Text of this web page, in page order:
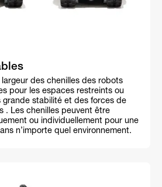
largeur des chenilles des robots
pour les espaces restreints ou
grande stabilité et des forces de
. Les chenilles peuvent être
ou individuellement pour une
n’importe quel environnement.